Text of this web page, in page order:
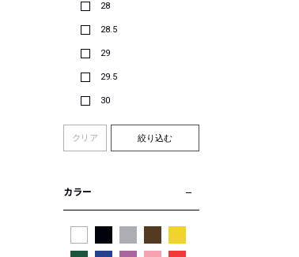
28
28.5
29
29.5
30
クリア 絞り込む
カラー